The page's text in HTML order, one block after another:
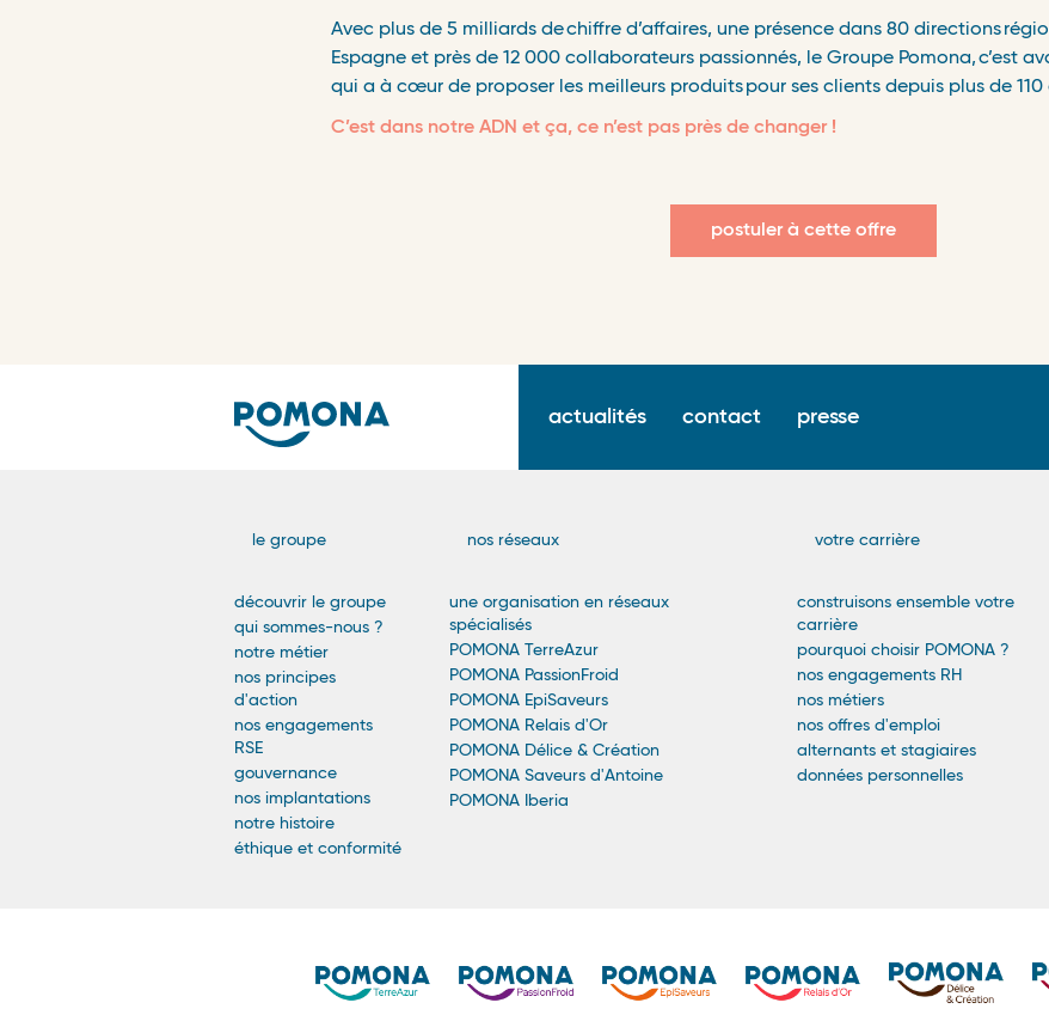
Avec plus de 5 milliards dechiffre d’affaires, une présence dans 80 directionsré
Espagne et près de 12 000 collaborateurs passionnés, le Groupe Pomona,c’est
qui a à cœur de proposer les meilleurs produitspour ses clients depuis plus de 110
C’est dans notre ADN et ça, ce n’est pas près de changer !
postuler à cette offre
menu
actualités contact presse
Navigation
Principale
-
Footer
le groupe
découvrir le groupe
qui sommes-nous ?
notre métier
nos principes
d'action
nos engagements
RSE
gouvernance
nos implantations
notre histoire
éthique et conformité
nos réseaux
une organisation en réseaux
spécialisés
POMONA TerreAzur
POMONA PassionFroid
POMONA EpiSaveurs
POMONA Relais d'Or
POMONA Délice & Création
POMONA Saveurs d'Antoine
POMONA Iberia
votre carrière
construisons ensemble votre
carrière
pourquoi choisir POMONA ?
nos engagements RH
nos métiers
nos offres d'emploi
alternants et stagiaires
données personnelles